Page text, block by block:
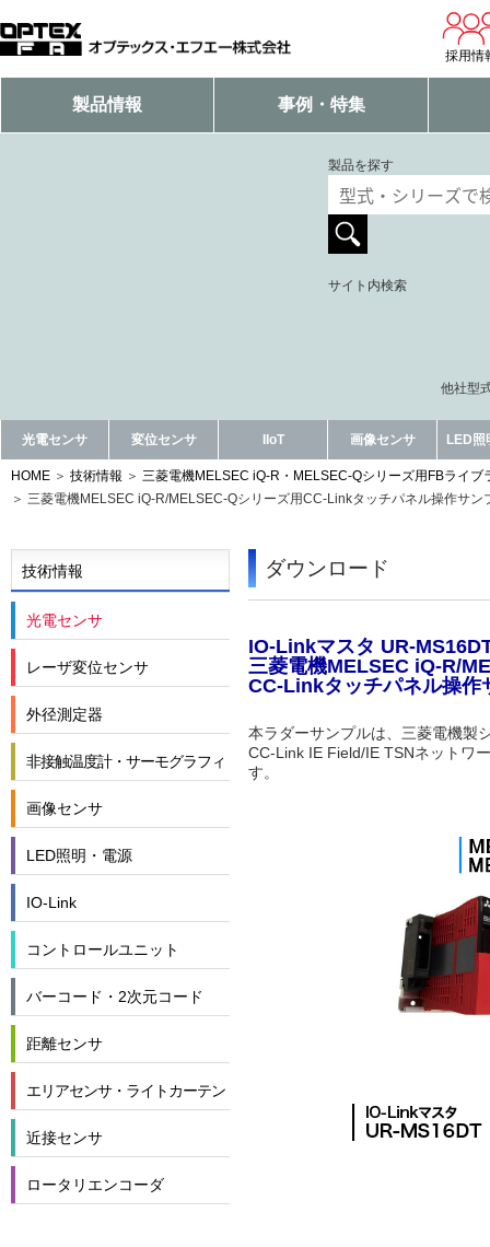
採用情
製品情報 事例・特集
製品を探す
サイト内検索
他社型
光電センサ 変位センサ IIoT 画像センサ LED照
HOME 技術情報
三菱電機MELSEC iQ-R・MELSEC-Qシリーズ用FBライブ
三菱電機MELSEC iQ-R/MELSEC-Qシリーズ用CC-Linkタッチパネル操作サン
技術情報
光電センサ
レーザ変位センサ
外径測定器
非接触温度計・サーモグラフィ
画像センサ
LED照明・電源
IO-Link
コントロールユニット
バーコード・2次元コード
距離センサ
エリアセンサ・ライトカーテン
近接センサ
ロータリエンコーダ
ダウンロード
IO-Linkマスタ UR-
三菱電機MELSEC iQ-R/
CC-Linkタッチパネル操作
本ラダーサンプルは、三菱電機製
CC-Link IE Field/IE TSNネットワ
す。